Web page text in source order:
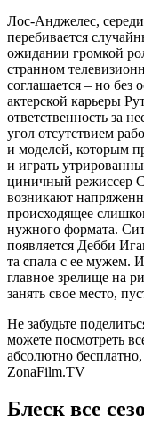
Лос-Анджелес,
перебивается
ожидании громкой
странном
соглашается – но без
актерской карьеры
ответственность за
угол отсутствием
и моделей, которым
и играть
циничный режиссер
возникают
происходящее
нужного формата.
появляется Дебби
та спала с ее мужем.
главное зрелище на
занять свое место,
Не забудьте
можете посмотреть
абсолютно
ZonaFilm.TV
Блеск все